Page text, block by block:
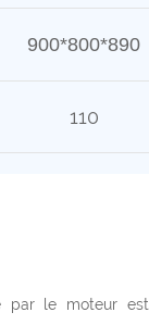
900*800*890
110
par le moteur est